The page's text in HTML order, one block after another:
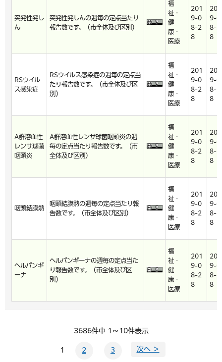
突発性発し
ん
突発性発しんの週毎の定点当たり
報告数です。（市全体及び区別）
福
祉・
健
康・
医療
201
9-0
8-2
8
201
9-0
8-2
8
RSウイル
ス感染症
RSウイルス感染症の週毎の定点当
たり報告数です。（市全体及び区
別）
福
祉・
健
康・
医療
201
9-0
8-2
8
201
9-0
8-2
8
A群溶血性
レンサ球菌
咽頭炎
A群溶血性レンサ球菌咽頭炎の週
毎の定点当たり報告数です。（市
全体及び区別）
福
祉・
健
康・
医療
201
9-0
8-2
8
201
9-0
8-2
8
咽頭結膜熱
咽頭結膜熱の週毎の定点当たり報
告数です。（市全体及び区別）
福
祉・
健
康・
医療
201
9-0
8-2
8
201
9-0
8-2
8
ヘルパンギ
ーナ
ヘルパンギーナの週毎の定点当た
り報告数です。（市全体及び区
別）
福
祉・
健
康・
医療
201
9-0
8-2
8
201
9-0
8-2
8
3686件中 1～10件表示
1 2 3 次へ ＞